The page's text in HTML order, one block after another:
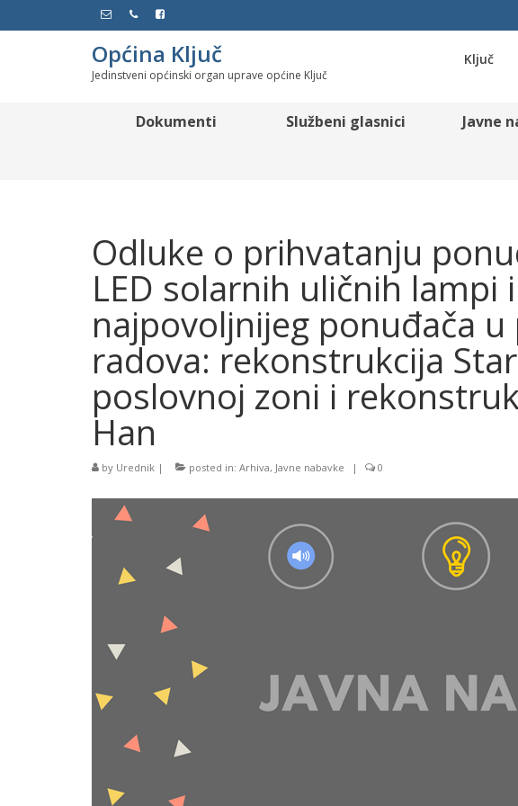
Općina Ključ
Jedinstveni općinski organ uprave općine Ključ
Ključ
Dokumenti Službeni glasnici Javne
Odluke o prihvatanju
LED solarnih uličnih lampi
najpovoljnijeg ponuđača
radova: rekonstrukcija
poslovnoj zoni i
Han
by Urednik | posted in: Arhiva, Javne nabavke | 0